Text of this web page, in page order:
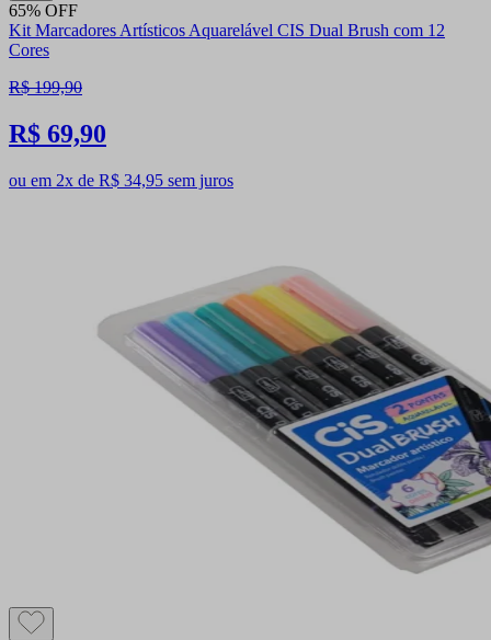
65% OFF
Kit Marcadores Artísticos Aquarelável CIS Dual Brush com 12
Cores
R$ 199,90
R$ 69,90
ou em 2x de R$ 34,95 sem juros